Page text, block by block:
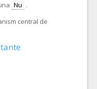
Nu .
central de